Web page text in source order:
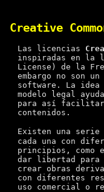
Creative
Las licencias
inspiradas en la
License) de la
embargo no son
software. La
modelo legal
para así
contenidos.
Existen una serie
cada una con
principios, como
dar libertad
crear obras
con diferentes
uso comercial o